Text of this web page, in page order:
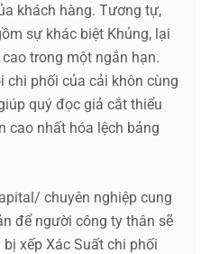
khách hàng. Tương tự,
sự khác biệt Khủng, lại
trong một ngắn hạn.
chi phối của cải khôn cùng
quý đọc giả cắt thiểu
cao nhất hóa lệch bảng
chuyên nghiệp cung
để người công ty thân sẽ
xếp Xác Suất chi phối